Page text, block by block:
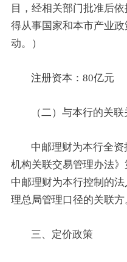
目，经相关部门批准后
得从事国家和本市产业
动。）
注册资本：80亿元
（二）与本行的关联
中邮理财为本行全
机构关联交易管理办法
中邮理财为本行控制的
理总局管理口径的关联方
三、定价政策